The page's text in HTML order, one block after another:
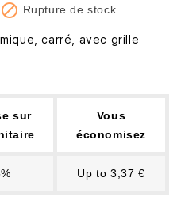
 Rupture de stock
carré, avec grille
sur
Vous
économisez
Up to 3,37 €